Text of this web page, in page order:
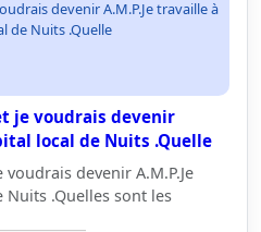
devenir A.M.P.Je travaille à
de Nuits .Quelle
je voudrais devenir
local de Nuits .Quelle
devenir A.M.P.Je
.Quelles sont les